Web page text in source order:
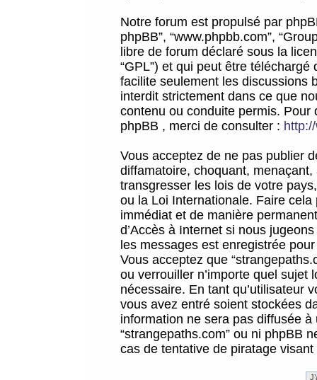
Notre forum est propulsé par
phpBB”, “www.phpbb.com”,
libre de forum déclaré sous la
“GPL”) et qui peut être téléchargé
facilite seulement les discussions
interdit strictement dans ce que
contenu ou conduite permis.
phpBB , merci de consulter :
Vous acceptez de ne pas publier
diffamatoire, choquant,
transgresser les lois de votre
ou la Loi Internationale. Faire
immédiat et de manière
d’Accès à Internet si nous
les messages est enregistrée
Vous acceptez que
ou verrouiller n’importe quel sujet
nécessaire. En tant qu’utilisateur
vous avez entré soient stockées
information ne sera pas diffusée
“strangepaths.com” ou ni phpBB
cas de tentative de piratage